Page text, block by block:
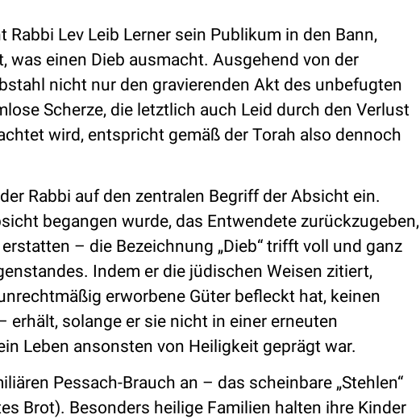
Rabbi Lev Leib Lerner sein Publikum in den Bann,
was einen Dieb ausmacht. Ausgehend von der
nicht nur den gravierenden Akt des unbefugten
Scherze, die letztlich auch Leid durch den Verlust
wird, entspricht gemäß der Torah also dennoch
Rabbi auf den zentralen Begriff der Absicht ein.
begangen wurde, das Entwendete zurückzugeben,
– die Bezeichnung „Dieb“ trifft voll und ganz
Indem er die jüdischen Weisen zitiert,
erworbene Güter befleckt hat, keinen
erhält, solange er sie nicht in einer erneuten
Leben ansonsten von Heiligkeit geprägt war.
Pessach-Brauch an – das scheinbare „Stehlen“
Brot). Besonders heilige Familien halten ihre Kinder